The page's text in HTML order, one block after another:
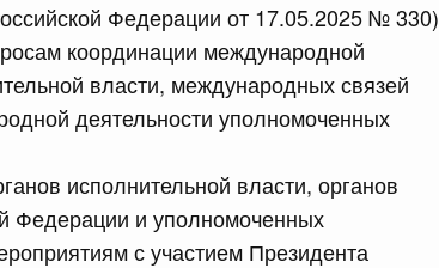
Федерации от 17.05.2025 № 330)
координации международной
власти, международных связей
деятельности уполномоченных
исполнительной власти, органов
Федерации и уполномоченных
с участием Президента
г. № 906
27 апреля 2024
г. № 904